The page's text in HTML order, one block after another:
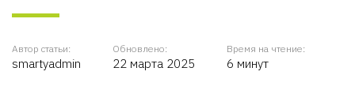
Автор статьи:
smartyadmin
Обновлено:
22 марта 2025
Время на чтение:
6 минут